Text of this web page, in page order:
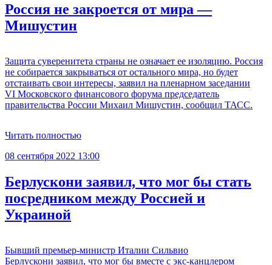
Россия не закроется от мира —
Мишустин
Защита суверенитета страны не означает ее изоляцию. Россия
не собирается закрываться от остального мира, но будет
отстаивать свои интересы, заявил на пленарном заседании
VI Московского финансового форума председатель
правительства России Михаил Мишустин, сообщил ТАСС.
Читать полностью
08 сентября 2022 13:00
Берлускони заявил, что мог бы стать
посредником между Россией и
Украиной
Бывший премьер-министр Италии Сильвио
Берлускони заявил, что мог бы вместе с экс-канцлером